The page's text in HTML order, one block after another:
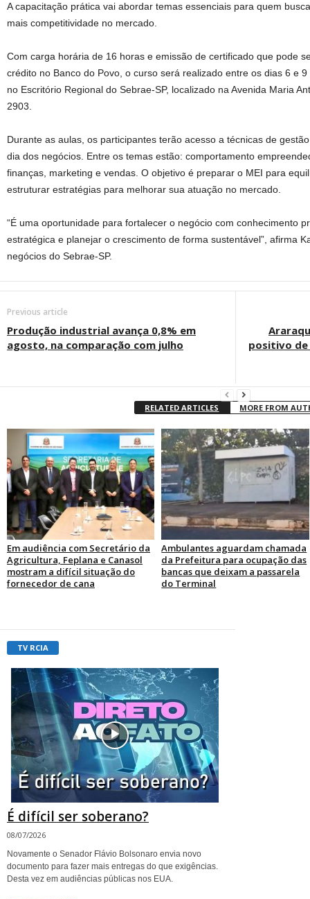
A capacitação prática vai abordar temas essenciais para quem
mais competitividade no mercado.
Com carga horária de 16 horas e emissão de certificado que pode
crédito no Banco do Povo, o curso será realizado entre os dias 6 e
no Escritório Regional do Sebrae-SP, localizado na Avenida Maria
2903.
Durante as aulas, os participantes terão acesso a técnicas de
dia dos negócios. Entre os temas estão: comportamento
finanças, marketing e vendas. O objetivo é preparar o MEI para
estruturar estratégias para melhorar sua atuação no mercado.
“É uma oportunidade para fortalecer o negócio com conhecimento
estratégica e planejar o crescimento de forma sustentável”, afirma
negócios do Sebrae-SP.
Previous article
Produção industrial avança 0,8% em
agosto, na comparação com julho
positivo de
RELATED ARTICLES MORE FROM
Em audiência com Secretário da
Agricultura, Feplana e Canasol
mostram a difícil situação do
fornecedor de cana
Ambulantes aguardam chamada
da Prefeitura para ocupação das
bancas que deixam a passarela
do Terminal
TV RCIA
É difícil ser soberano?
08/07/2026
Novamente o Senador Flávio Bolsonaro envia novo
documento para fazer mais entregas do que exigências.
Desta vez em audiências públicas nos EUA.